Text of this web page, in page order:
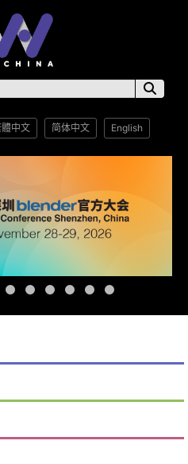
中文 简体中文 English